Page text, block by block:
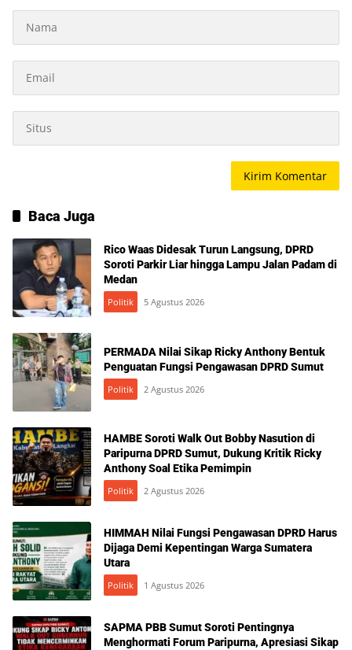
Baca Juga
Rico Waas Didesak Turun Langsung, DPRD
Soroti Parkir Liar hingga Lampu Jalan Padam di
Medan
Politik 5 Agustus 2026
PERMADA Nilai Sikap Ricky Anthony Bentuk
Penguatan Fungsi Pengawasan DPRD Sumut
Politik 2 Agustus 2026
HAMBE Soroti Walk Out Bobby Nasution di
Paripurna DPRD Sumut, Dukung Kritik Ricky
Anthony Soal Etika Pemimpin
Politik 2 Agustus 2026
HIMMAH Nilai Fungsi Pengawasan DPRD Harus
Dijaga Demi Kepentingan Warga Sumatera
Utara
Politik 1 Agustus 2026
SAPMA PBB Sumut Soroti Pentingnya
Menghormati Forum Paripurna, Apresiasi Sikap